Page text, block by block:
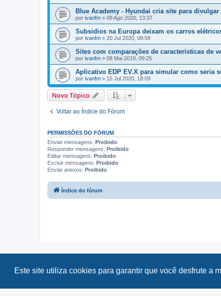
Este site utiliza cookies para garantir que você desfrute a
Blue Academy - Hyundai cria site para
por ivanfm » 08 Ago 2020, 13:37
Subsidios na Europa deixam os carros
por ivanfm » 20 Jul 2020, 08:59
Sites com comparações de caracteristicas de
por ivanfm » 08 Mai 2019, 09:25
Aplicativo EDP EV.X para simular como seria
por ivanfm » 15 Jul 2020, 18:09
Novo Tópico
Voltar ao Índice do Fórum
PERMISSÕES DO FÓRUM
Enviar mensagens: Proibido
Responder mensagens: Proibido
Editar mensagens: Proibido
Excluir mensagens: Proibido
Enviar anexos: Proibido
Índice do fórum